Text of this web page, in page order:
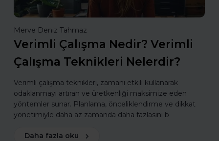
Merve Deniz Tahmaz
Verimli Çalışma Nedir? Verimli
Çalışma Teknikleri Nelerdir?
Verimli çalışma teknikleri, zamanı etkili kullanarak
odaklanmayı artıran ve üretkenliği maksimize eden
yöntemler sunar. Planlama, önceliklendirme ve dikkat
yönetimiyle daha az zamanda daha fazlasını b
Daha fazla oku